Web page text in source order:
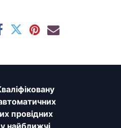
провідних
найближчі